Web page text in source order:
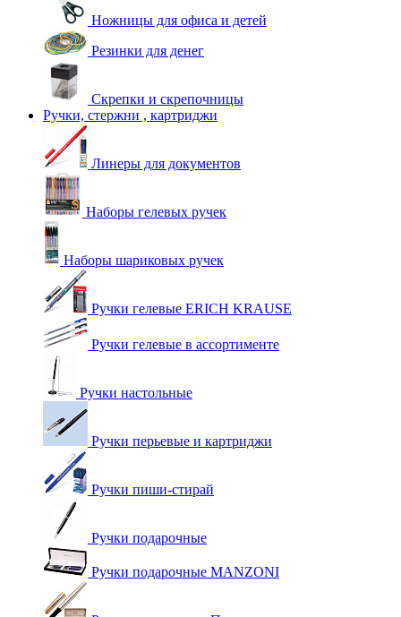
Ножницы для офиса и детей
Резинки для денег
Скрепки и скрепочницы
Ручки, стержни , картриджи
Линеры для документов
Наборы гелевых ручек
Наборы шариковых ручек
Ручки гелевые ERICH KRAUSE
Ручки гелевые в ассортименте
Ручки настольные
Ручки перьевые и картриджи
Ручки пиши-стирай
Ручки подарочные
Ручки подарочные MANZONI